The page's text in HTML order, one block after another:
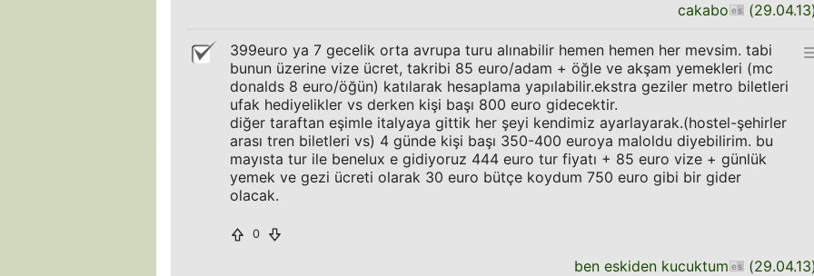
cakabo (29.04.13
399euro ya 7 gecelik orta avrupa turu alınabilir hemen hemen her mevsim. tabi
bunun üzerine vize ücret, takribi 85 euro/adam + öğle ve akşam yemekleri (mc
donalds 8 euro/öğün) katılarak hesaplama yapılabilir.ekstra geziler metro biletleri
ufak hediyelikler vs derken kişi başı 800 euro gidecektir.
diğer taraftan eşimle italyaya gittik her şeyi kendimiz ayarlayarak.(hostel-şehirler
arası tren biletleri vs) 4 günde kişi başı 350-400 euroya maloldu diyebilirim. bu
mayısta tur ile benelux e gidiyoruz 444 euro tur fiyatı + 85 euro vize + günlük
yemek ve gezi ücreti olarak 30 euro bütçe koydum 750 euro gibi bir gider
olacak.
0
ben eskiden kucuktum (29.04.13